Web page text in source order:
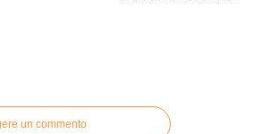
un commento